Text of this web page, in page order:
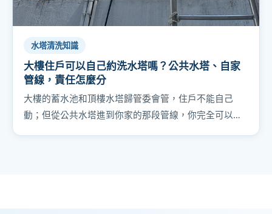
水塔清洗知識
大樓住戶可以自己約洗水塔嗎？公共水塔、自家
管線，責任怎麼分
大樓的蓄水池和頂樓水塔歸管委會管，住戶不能自己
動；但從公共水塔進到你家的那段管線，你完全可以自